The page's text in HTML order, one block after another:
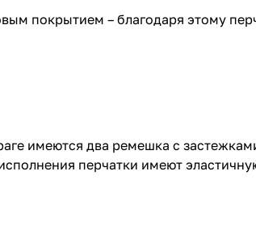
покрытием – благодаря этому
имеются два ремешка с
перчатки имеют